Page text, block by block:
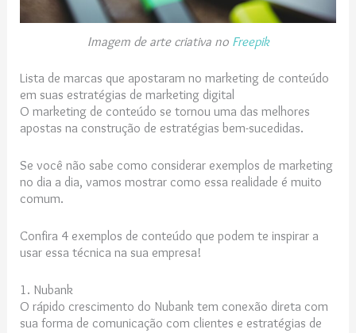
Imagem de arte criativa no Freepik
Lista de marcas que apostaram no marketing de conteúdo
em suas estratégias de marketing digital
O marketing de conteúdo se tornou uma das melhores
apostas na construção de estratégias bem-sucedidas.
Se você não sabe como considerar exemplos de marketing
no dia a dia, vamos mostrar como essa realidade é muito
comum.
Confira 4 exemplos de conteúdo que podem te inspirar a
usar essa técnica na sua empresa!
1. Nubank
O rápido crescimento do Nubank tem conexão direta com
sua forma de comunicação com clientes e estratégias de